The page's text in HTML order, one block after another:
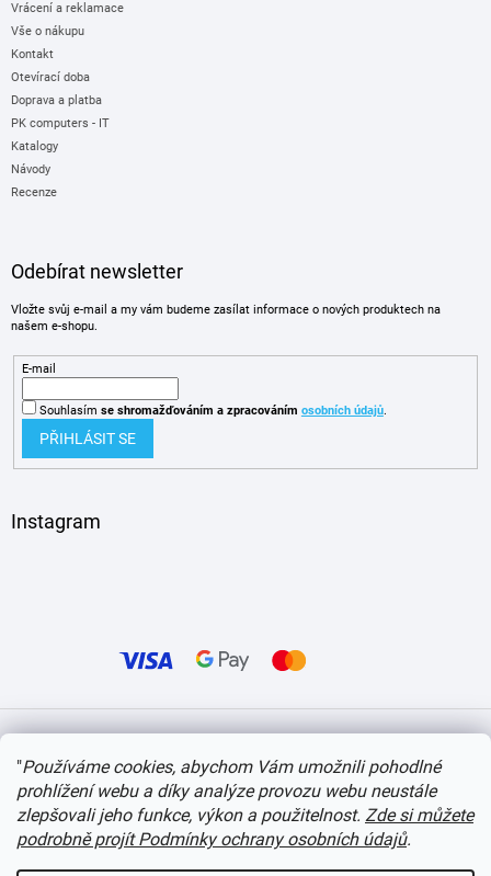
"Používáme cookies, abychom Vám umožnili pohodlné
prohlížení webu a díky analýze provozu webu neustále
zlepšovali jeho funkce, výkon a použitelnost. Zde si můžete
podrobně projít Podmínky ochrany osobních údajů.
Vrácení a reklamace
Vše o nákupu
Kontakt
Otevírací doba
Doprava a platba
PK computers - IT
Katalogy
Návody
Recenze
Odebírat newsletter
Vložte svůj e-mail a my vám budeme zasílat informace o nových produktech na
našem e-shopu.
E-mail
Souhlasím se shromažďováním a zpracováním osobních údajů.
PŘIHLÁSIT SE
Instagram
Copyright 2026 itvlaky.cz . Všechna práva vyhrazena. Upravit nastavení cookies